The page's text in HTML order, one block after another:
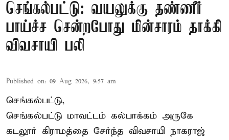
செங்கல்பட்டு: வயலுக்கு தண்ணீர்
பாய்ச்ச சென்றபோது மின்சாரம் தாக்கி
விவசாயி பலி
Published on: 09 Aug 2026, 9:57 am
செங்கல்பட்டு,
செங்கல்பட்டு மாவட்டம் கல்பாக்கம் அருகே
கடலூர் கிராமத்தை சேர்ந்த விவசாயி நாகராஜ்